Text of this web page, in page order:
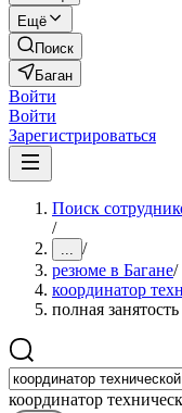
Ещё
Поиск
Баган
Войти
Войти
Зарегистрироваться
Поиск
/
... /
резюме в Багане/
координатор
полная занятость
координатор